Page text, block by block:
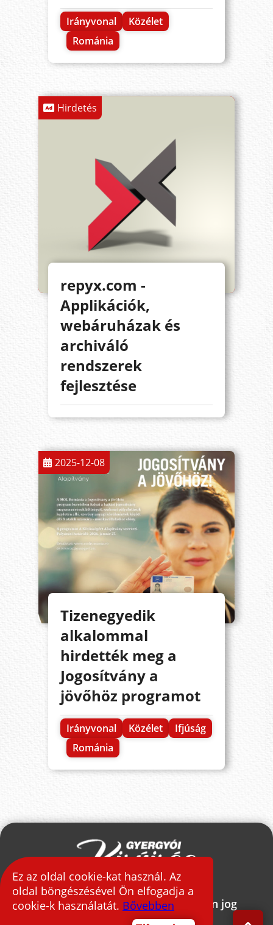
Irányvonal
Közélet
Románia
Hirdetés
repyx.com -
Applikációk,
webáruházak és
archiváló
rendszerek
fejlesztése
2025-12-08
Tizenegyedik
alkalommal
hirdették meg a
Jogosítvány a
jövőhöz programot
Irányvonal Közélet
Ifjúság
Románia
2026 © Gyergyói Kisújság - Minden jog
fenntartva.
Ez az oldal cookie-kat használ. Az
oldal böngészésével Ön elfogadja a
cookie-k használatát. Bővebben